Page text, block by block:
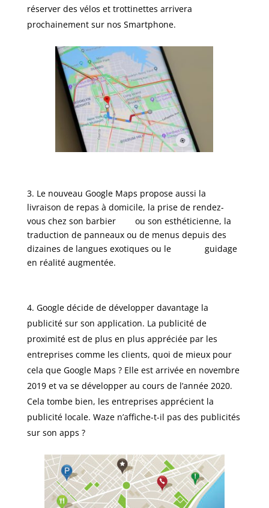
réserver des vélos et trottinettes arrivera
prochainement sur nos Smartphone.
3. Le nouveau Google Maps propose aussi la
livraison de repas à domicile, la prise de rendez-
vous chez son barbier ou son esthéticienne, la
traduction de panneaux ou de menus depuis des
dizaines de langues exotiques ou le guidage
en réalité augmentée.
Google décide de développer davantage la
publicité sur son application. La publicité de
proximité est de plus en plus appréciée par les
entreprises comme les clients, quoi de mieux pour
cela que Google Maps ? Elle est arrivée en novembre
2019 et va se développer au cours de l’année 2020.
Cela tombe bien, les entreprises apprécient la
publicité locale. Waze n’affiche-t-il pas des publicités
sur son apps ?